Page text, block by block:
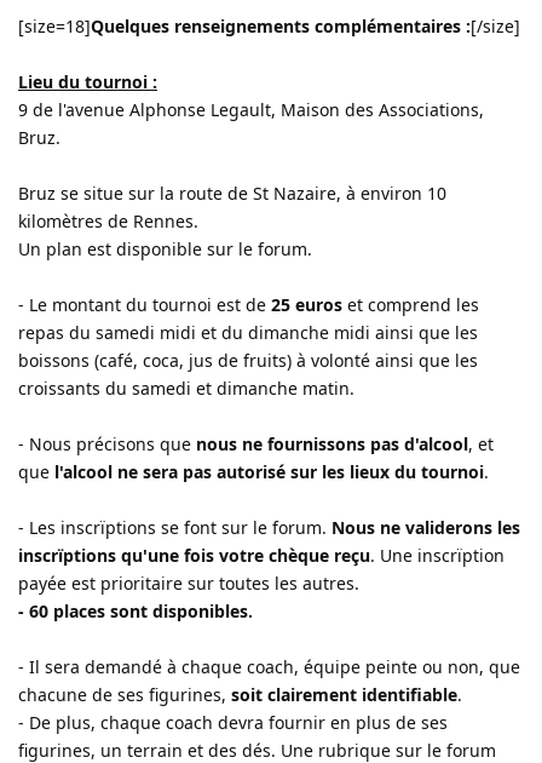
[size=18]Quelques renseignements complémentaires :[/size]
Lieu du tournoi :
9 de l'avenue Alphonse Legault, Maison des Associations,
Bruz.
Bruz se situe sur la route de St Nazaire, à environ 10
kilomètres de Rennes.
Un plan est disponible sur le forum.
- Le montant du tournoi est de 25 euros et comprend les
repas du samedi midi et du dimanche midi ainsi que les
boissons (café, coca, jus de fruits) à volonté ainsi que les
croissants du samedi et dimanche matin.
- Nous précisons que nous ne fournissons pas d'alcool, et
que l'alcool ne sera pas autorisé sur les lieux du tournoi.
- Les inscrïptions se font sur le forum. Nous ne validerons les
inscrïptions qu'une fois votre chèque reçu. Une inscrïption
payée est prioritaire sur toutes les autres.
- 60 places sont disponibles.
- Il sera demandé à chaque coach, équipe peinte ou non, que
chacune de ses figurines, soit clairement identifiable.
- De plus, chaque coach devra fournir en plus de ses
figurines, un terrain et des dés. Une rubrique sur le forum